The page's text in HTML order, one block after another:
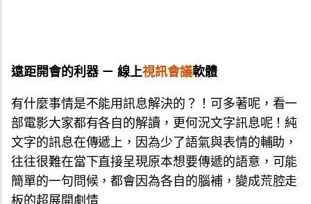
遠距開會的利器 － 線上視訊會議軟體
有什麼事情是不能用訊息解決的？！可多著呢， 看一
部電影大家都有各自的解讀，更何況文字訊息呢！純
文字的訊息在傳遞上，因為少了語氣與表情的輔助，
往往很難在當下直接呈現原本想要傳遞的語意， 可能
簡單的一句問候，都會因為各自的腦補， 變成荒腔走
板的超展開劇情